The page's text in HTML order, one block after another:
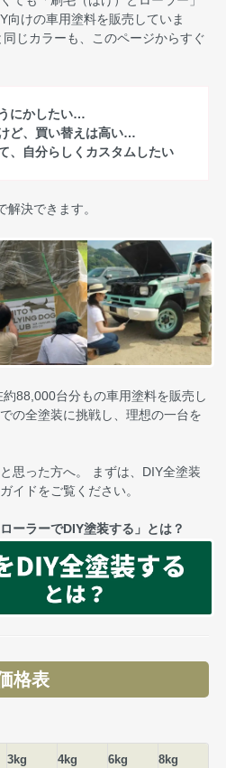
向けの車用塗料を販売していま
じカラーも、このページからすぐ
にかしたい…
ど、買い替えは高い…
、自分らしくカスタムしたい
決できます。
88,000台分もの車用塗料を販売し
の全塗装に挑戦し、理想の一台を
思った方へ。 まずは、DIY全塗装
イドをご覧ください。
ーラーでDIY塗装する」とは？
格表